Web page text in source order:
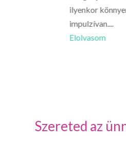
ilyenkor
impulzívan....
Elolvasom
Szereted az